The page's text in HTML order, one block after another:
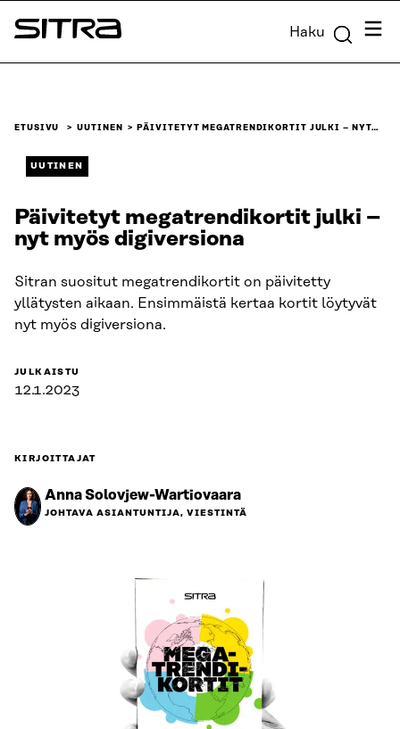
Siirry
suoraan
Sitra Haku
ETUSIVU UUTINEN PÄIVITETYT MEGATRENDIKORTIT JULKI – NYT…
UUTINEN
Päivitetyt megatrendikortit julki –
nyt myös digiversiona
Sitran suositut megatrendikortit on päivitetty
yllätysten aikaan. Ensimmäistä kertaa kortit löytyvät
nyt myös digiversiona.
JULKAISTU
12.1.2023
KIRJOITTAJAT
Anna Solovjew-Wartiovaara
JOHTAVA ASIANTUNTIJA, VIESTINTÄ